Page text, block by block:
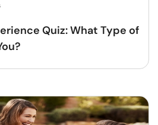
Quiz: What Type of